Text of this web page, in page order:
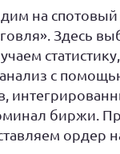
на
Здесь
с
биржи.
ордер